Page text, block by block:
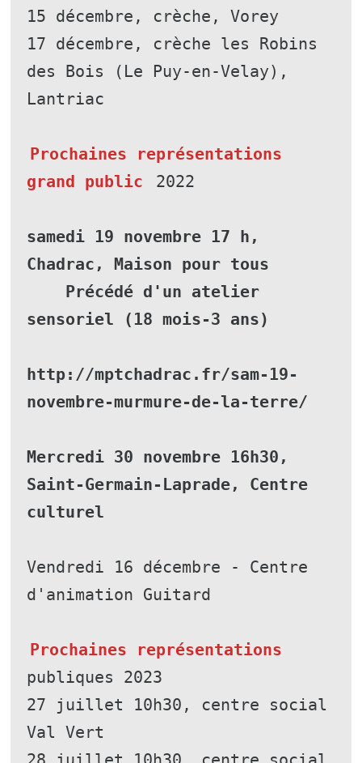
15 décembre, crèche, Vorey
17 décembre, crèche les Robins
des Bois (Le Puy-en-Velay),
Lantriac
Prochaines représentations
grand public
2022
samedi 19 novembre 17 h,
Chadrac, Maison pour tous
sensoriel (18 mois-3 ans)
http://mptchadrac.fr/sam-19-
novembre-murmure-de-la-terre/
Mercredi 30 novembre 16h30,
Saint-Germain-Laprade, Centre
culturel
Vendredi 16 décembre - Centre
d'animation Guitard
publiques 2023
27 juillet 10h30, centre social
Val Vert